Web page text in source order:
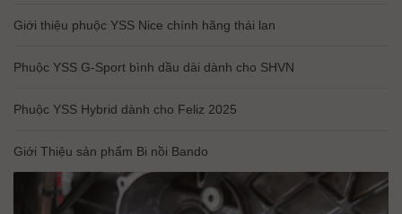
Giới thiệu phuộc YSS Nice chính hãng thái lan
Phuộc YSS G-Sport bình dầu dài dành cho SHVN
Phuộc YSS Hybrid dành cho Feliz 2025
Giới Thiệu sản phẩm Bi nồi Bando